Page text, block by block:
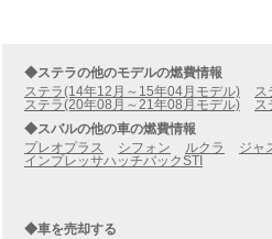
◆ステラの他のモデルの燃費情報
ステラ(14年12月～15年04月モデル)
ス
ステラ(20年08月～21年08月モデル)
ス
◆スバルの他の車の燃費情報
プレオプラス
シフォン ルクラ ジャ
インプレッサハッチバックSTI
◆車を売却する